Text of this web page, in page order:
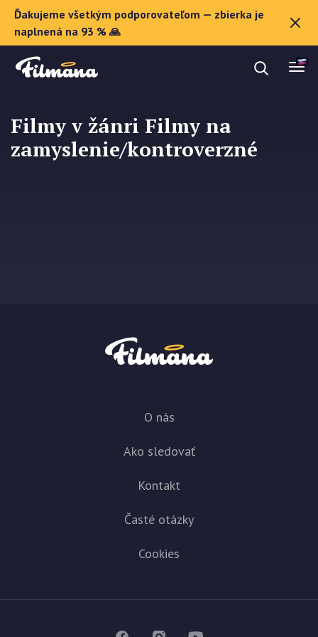
Ďakujeme všetkým podporovateľom — zbierka je
naplnená na 93 % 🙏
O Filmane
Darčekové poukazy
Zaregistrovať sa
Filmy v žánri Filmy na
zamyslenie/kontroverzné
O nás
Ako sledovať
Kontakt
Časté otázky
Cookies